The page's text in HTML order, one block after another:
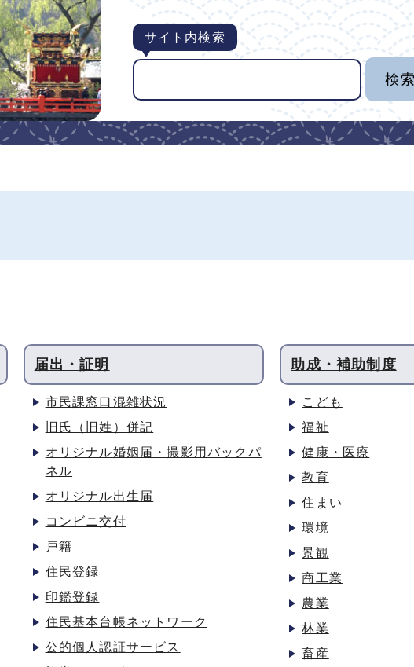
サイト内検索
届出・証明
市民課窓口混雑状況
旧氏（旧姓）併記
オリジナル婚姻届・撮影用バックパ
ネル
オリジナル出生届
コンビニ交付
戸籍
住民登録
印鑑登録
住民基本台帳ネットワーク
公的個人認証サービス
助成・補助制度
こども
福祉
健康・医療
教育
住まい
環境
景観
商工業
農業
林業
畜産